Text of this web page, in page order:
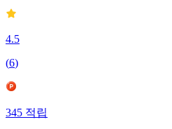
4.5
(6)
345적립